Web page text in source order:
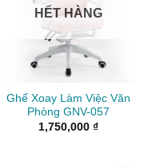
HẾT HÀNG
Ghế Xoay Làm Việc Văn
Phòng GNV-057
1,750,000 ₫